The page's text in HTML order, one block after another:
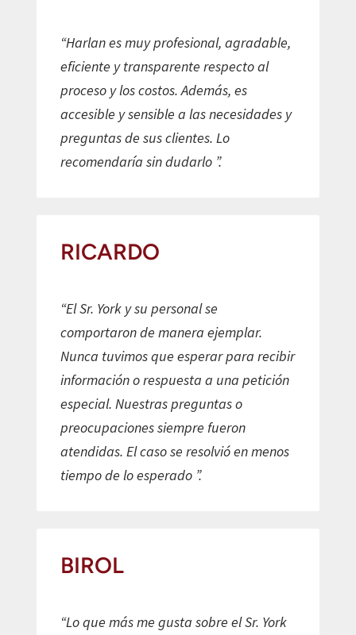
“Harlan es muy profesional, agradable,
eficiente y transparente respecto al
proceso y los costos. Además, es
accesible y sensible a las necesidades y
preguntas de sus clientes. Lo
recomendaría sin dudarlo ”.
RICARDO
“El Sr. York y su personal se
comportaron de manera ejemplar.
Nunca tuvimos que esperar para recibir
información o respuesta a una petición
especial. Nuestras preguntas o
preocupaciones siempre fueron
atendidas. El caso se resolvió en menos
tiempo de lo esperado ”.
BIROL
“Lo que más me gusta sobre el Sr. York